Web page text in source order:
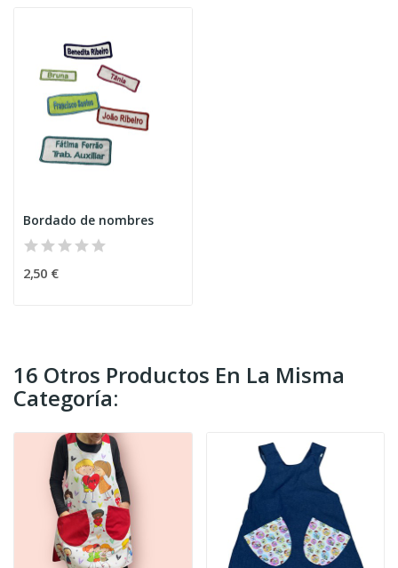
Bordado de nombres
2,50 €
16 Otros Productos En La Misma
Categoría: